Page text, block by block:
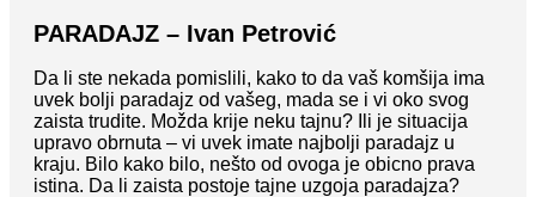
PARADAJZ – Ivan Petrović
Da li ste nekada pomislili, kako to da vaš komšija ima
uvek bolji paradajz od vašeg, mada se i vi oko svog
zaista trudite. Možda krije neku tajnu? Ili je situacija
upravo obrnuta – vi uvek imate najbolji paradajz u
kraju. Bilo kako bilo, nešto od ovoga je obicno prava
istina. Da li zaista postoje tajne uzgoja paradajza?